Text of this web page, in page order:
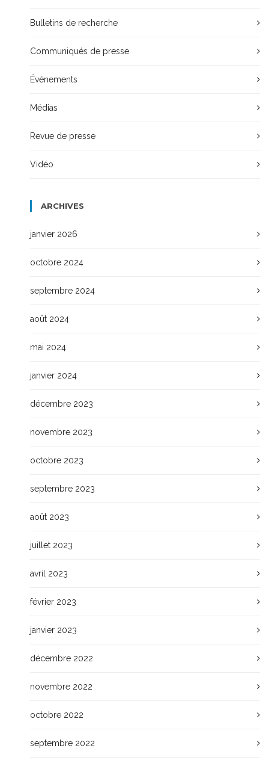
Bulletins de recherche
Communiqués de presse
Événements
Médias
Revue de presse
Vidéo
ARCHIVES
janvier 2026
octobre 2024
septembre 2024
août 2024
mai 2024
janvier 2024
décembre 2023
novembre 2023
octobre 2023
septembre 2023
août 2023
juillet 2023
avril 2023
février 2023
janvier 2023
décembre 2022
novembre 2022
octobre 2022
septembre 2022